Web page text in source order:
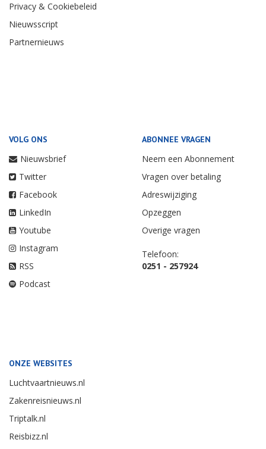
Privacy & Cookiebeleid
Nieuwsscript
Partnernieuws
VOLG ONS
Nieuwsbrief
Twitter
Facebook
LinkedIn
Youtube
Instagram
RSS
Podcast
ABONNEE VRAGEN
Neem een Abonnement
Vragen over betaling
Adreswijziging
Opzeggen
Overige vragen
Telefoon:
0251 - 257924
ONZE WEBSITES
Luchtvaartnieuws.nl
Zakenreisnieuws.nl
Triptalk.nl
Reisbizz.nl